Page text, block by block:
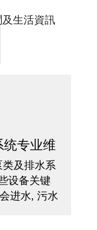
生活資訊